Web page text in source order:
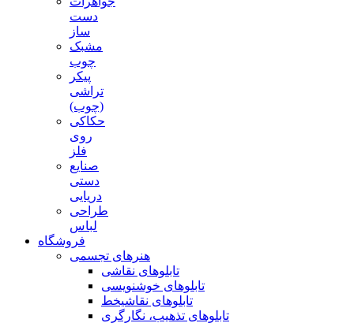
دست
ساز
مشبک
چوب
پیکر
تراشی
(چوب)
حکاکی
روی
فلز
صنایع
دستی
دریایی
طراحی
لباس
فروشگاه
هنرهای تجسمی
تابلوهای نقاشی
تابلوهای خوشنویسی
تابلوهای نقاشیخط
تابلوهای تذهیب، نگارگری